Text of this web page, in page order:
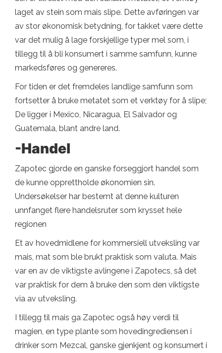
laget av stein som mais slipe. Dette avføringen var
av stor økonomisk betydning, for takket være dette
var det mulig å lage forskjellige typer mel som, i
tillegg til å bli konsumert i samme samfunn, kunne
markedsføres og genereres.
For tiden er det fremdeles landlige samfunn som
fortsetter å bruke metatet som et verktøy for å slipe;
De ligger i Mexico, Nicaragua, El Salvador og
Guatemala, blant andre land.
-Handel
Zapotec gjorde en ganske forseggjort handel som
de kunne opprettholde økonomien sin.
Undersøkelser har bestemt at denne kulturen
unnfanget flere handelsruter som krysset hele
regionen
Et av hovedmidlene for kommersiell utveksling var
mais, mat som ble brukt praktisk som valuta. Mais
var en av de viktigste avlingene i Zapotecs, så det
var praktisk for dem å bruke den som den viktigste
via av utveksling.
I tillegg til mais ga Zapotec også høy verdi til
magien, en type plante som hovedingrediensen i
drinker som Mezcal, ganske gjenkjent og konsumert i